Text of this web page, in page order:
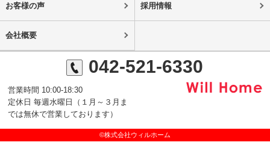
お客様の声 採用情報
会社概要
042-521-6330
営業時間 10:00-18:30
定休日 毎週水曜日（１月～３月ま
では無休で営業しております）
©株式会社ウィルホーム